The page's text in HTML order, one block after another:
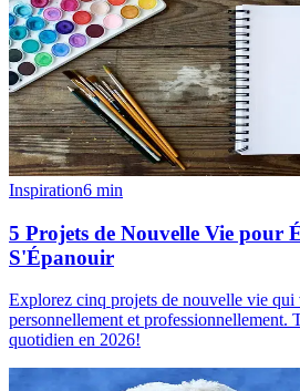
Inspiration6 min
5 Projets de Nouvelle Vie pour
S'Épanouir
Explorez cinq projets de nouvelle vie qui
personnellement et professionnellement.
quotidien en 2026!